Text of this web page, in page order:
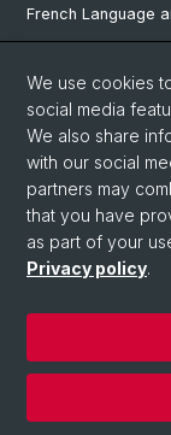
French Language
Italian Language
Nordic Studies
Eastern European
© University of
Privacy Policy
Faculty of
We use cookies
social media
We also share
with our social
partners may
that you have
as part of your
Privacy policy.